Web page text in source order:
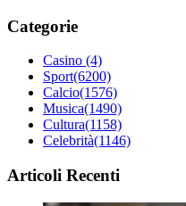
Categorie
Casino (4)
Sport(6200)
Calcio(1576)
Musica(1490)
Cultura(1158)
Celebrità(1146)
Articoli Recenti